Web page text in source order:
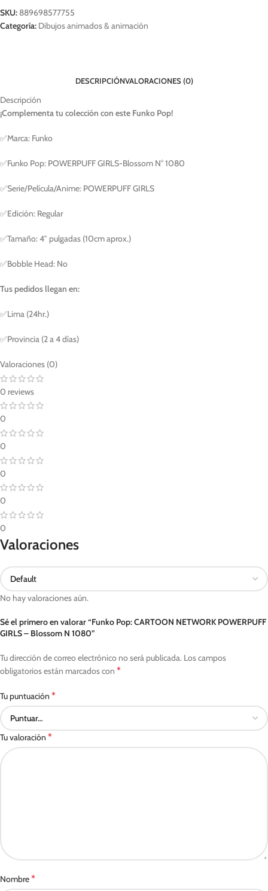
SKU: 889698577755
Categoría: Dibujos animados & animación
DESCRIPCIÓNVALORACIONES (0)
Descripción
¡Complementa tu colección con este Funko Pop!
✅Marca: Funko
✅Funko Pop: POWERPUFF GIRLS-Blossom N° 1080
✅Serie/Película/Anime: POWERPUFF GIRLS
✅Edición: Regular
✅Tamaño: 4″ pulgadas (10cm aprox.)
✅Bobble Head: No
Tus pedidos llegan en:
✅Lima (24hr.)
✅Provincia (2 a 4 días)
Valoraciones (0)
0 reviews
0
0
0
0
0
Valoraciones
No hay valoraciones aún.
Sé el primero en valorar “Funko Pop: CARTOON NETWORK POWERPUFF
GIRLS – Blossom N 1080”
Tu dirección de correo electrónico no será publicada. Los campos
obligatorios están marcados con *
Tu puntuación *
Tu valoración *
Nombre*